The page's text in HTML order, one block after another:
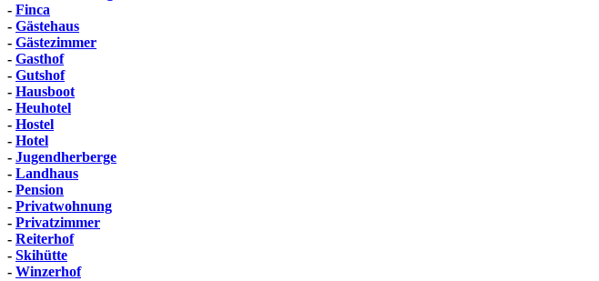
- Finca
- Gästehaus
- Gästezimmer
- Gasthof
- Gutshof
- Hausboot
- Heuhotel
- Hostel
- Hotel
- Jugendherberge
- Landhaus
- Pension
- Privatwohnung
- Privatzimmer
- Reiterhof
- Skihütte
- Winzerhof